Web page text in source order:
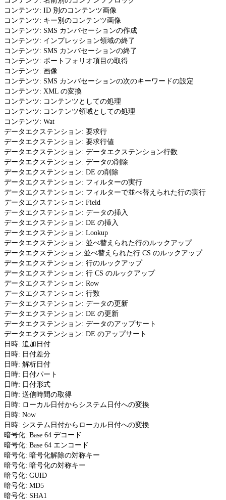
コンテンツ: ID 別のコンテンツ画像
コンテンツ: キー別のコンテンツ画像
コンテンツ: SMS カンバセーションの作成
コンテンツ: インプレッション領域の終了
コンテンツ: SMS カンバセーションの終了
コンテンツ: ポートフォリオ項目の取得
コンテンツ: 画像
コンテンツ: SMS カンバセーションの次のキーワードの設定
コンテンツ: XML の変換
コンテンツ: コンテンツとしての処理
コンテンツ: コンテンツ領域としての処理
コンテンツ: Wat
データエクステンション: 要求行
データエクステンション: 要求行値
データエクステンション: データエクステンション行数
データエクステンション: データの削除
データエクステンション: DE の削除
データエクステンション: フィルターの実行
データエクステンション: フィルターで並べ替えられた行の実行
データエクステンション: Field
データエクステンション: データの挿入
データエクステンション: DE の挿入
データエクステンション: Lookup
データエクステンション: 並べ替えられた行のルックアップ
データエクステンション:並べ替えられた行 CS のルックアップ
データエクステンション: 行のルックアップ
データエクステンション: 行 CS のルックアップ
データエクステンション: Row
データエクステンション: 行数
データエクステンション: データの更新
データエクステンション: DE の更新
データエクステンション: データのアップサート
データエクステンション: DE のアップサート
日時: 追加日付
日時: 日付差分
日時: 解析日付
日時: 日付パート
日時: 日付形式
日時: 送信時間の取得
日時: ローカル日付からシステム日付への変換
日時: Now
日時: システム日付からローカル日付への変換
暗号化: Base 64 デコード
暗号化: Base 64 エンコード
暗号化: 暗号化解除の対称キー
暗号化: 暗号化の対称キー
暗号化: GUID
暗号化: MD5
暗号化: SHA1